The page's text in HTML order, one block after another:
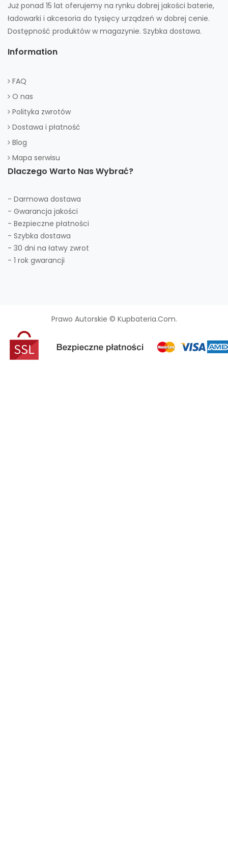
Już ponad 15 lat oferujemy na rynku dobrej jakości baterie,
ładowarki i akcesoria do tysięcy urządzeń w dobrej cenie.
Dostępność produktów w magazynie. Szybka dostawa.
Information
FAQ
O nas
Polityka zwrotów
Dostawa i płatność
Blog
Mapa serwisu
Dlaczego Warto Nas Wybrać?
- Darmowa dostawa
- Gwarancja jakości
- Bezpieczne płatności
- Szybka dostawa
- 30 dni na łatwy zwrot
- 1 rok gwarancji
Prawo Autorskie © Kupbateria.com.